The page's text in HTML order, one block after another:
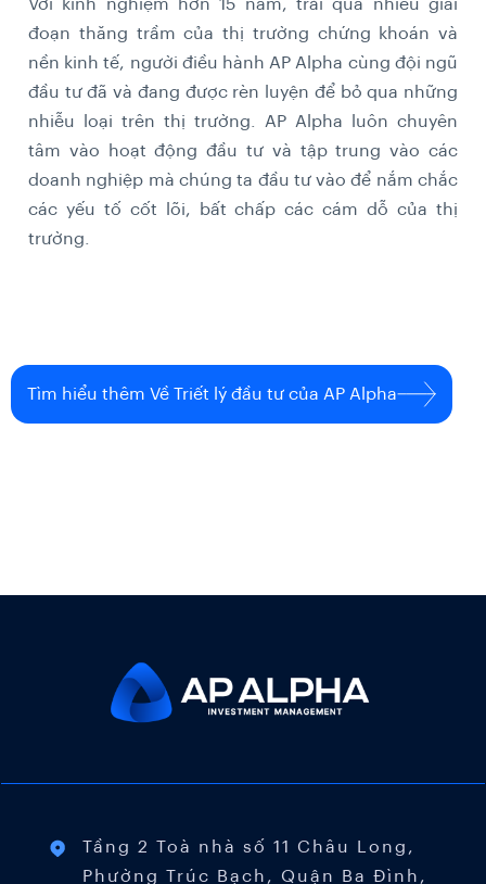
Với kinh nghiệm hơn 15 năm, trải qua nhiều giai
đoạn thăng trầm của thị trường chứng khoán và
nền kinh tế, người điều hành AP Alpha cùng đội ngũ
đầu tư đã và đang được rèn luyện để bỏ qua những
nhiễu loại trên thị trường. AP Alpha luôn chuyên
tâm vào hoạt động đầu tư và tập trung vào các
doanh nghiệp mà chúng ta đầu tư vào để nắm chắc
các yếu tố cốt lõi, bất chấp các cám dỗ của thị
trường.
Tìm hiểu thêm Về Triết lý đầu tư của AP Alpha
Tầng 2 Toà nhà số 11 Châu Long,
Phường Trúc Bạch, Quận Ba Đình,